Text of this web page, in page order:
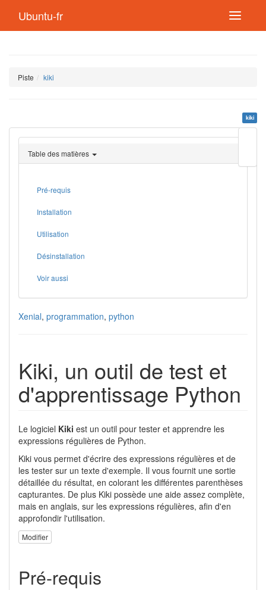
Ubuntu-fr
Piste kiki
kiki
page
Table des matières
Pré-requis
Installation
Utilisation
Désinstallation
Voir aussi
Xenial, programmation, python
Kiki, un outil de test et
d'apprentissage Python
Le logiciel Kiki est un outil pour tester et apprendre les
expressions régulières de Python.
Kiki vous permet d'écrire des expressions régulières et de
les tester sur un texte d'exemple. Il vous fournit une sortie
détaillée du résultat, en colorant les différentes parenthèses
capturantes. De plus Kiki possède une aide assez complète,
mais en anglais, sur les expressions régulières, afin d'en
approfondir l'utilisation.
Modifier
Pré-requis